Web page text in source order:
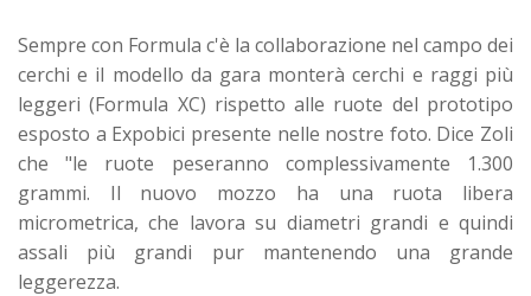
Sempre con Formula c'è la collaborazione nel campo dei
cerchi e il modello da gara monterà cerchi e raggi più
leggeri (Formula XC) rispetto alle ruote del prototipo
esposto a Expobici presente nelle nostre foto. Dice Zoli
che "le ruote peseranno complessivamente 1.300
grammi. Il nuovo mozzo ha una ruota libera
micrometrica, che lavora su diametri grandi e quindi
assali più grandi pur mantenendo una grande
leggerezza.